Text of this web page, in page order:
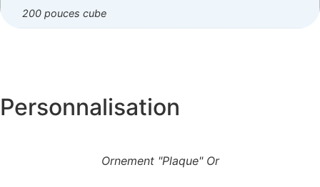
200 pouces cube
Personnalisation
Ornement "Plaque" Or